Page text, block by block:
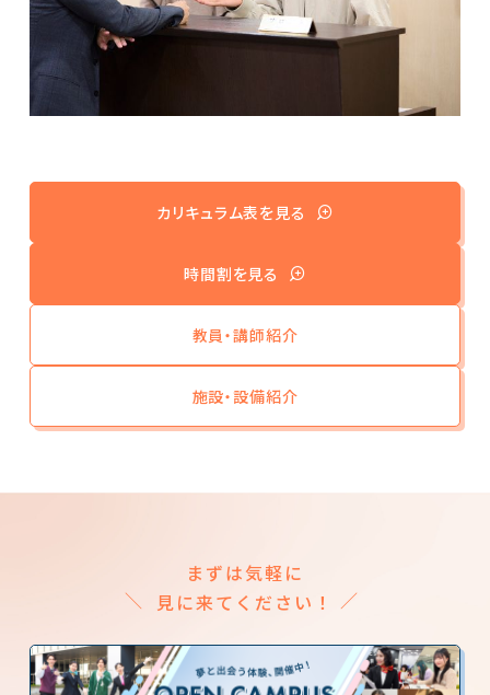
カリキュラム表を見る
時間割を見る
教員・講師紹介
施設・設備紹介
まずは気軽に
見に来てください！